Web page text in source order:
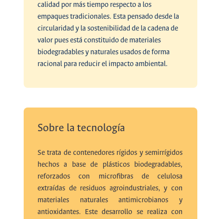
calidad por más tiempo respecto a los
empaques tradicionales. Esta pensado desde la
circularidad y la sostenibilidad de la cadena de
valor pues está constituido de materiales
biodegradables y naturales usados de forma
racional para reducir el impacto ambiental.
Sobre la tecnología
Se trata de contenedores rígidos y semirrígidos
hechos a base de plásticos biodegradables,
reforzados con microfibras de celulosa
extraídas de residuos agroindustriales, y con
materiales naturales antimicrobianos y
antioxidantes. Este desarrollo se realiza con